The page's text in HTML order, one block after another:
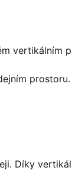
vertikálním
Díky